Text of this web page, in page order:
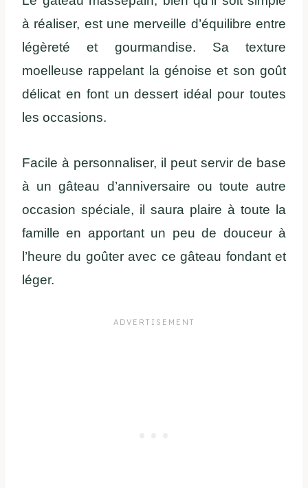
à réaliser, est une merveille d’équilibre entre
légèreté et gourmandise. Sa texture
moelleuse rappelant la génoise et son goût
délicat en font un dessert idéal pour toutes
les occasions.
Facile à personnaliser, il peut servir de base
à un gâteau d’anniversaire ou toute autre
occasion spéciale, il saura plaire à toute la
famille en apportant un peu de douceur à
l’heure du goûter avec ce gâteau fondant et
léger.